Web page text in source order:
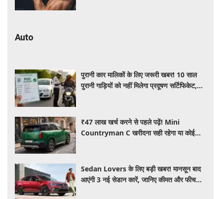
Auto
पुरानी कार मालिकों के लिए जरूरी खबर! 10 साल
पुरानी गाड़ियों को नहीं मिलेगा प्रदूषण सर्टिफिकेट,
₹47 लाख खर्च करने से पहले पढ़ें! Mini
Countryman C खरीदना सही रहेगा या कोई
Sedan Lovers के लिए बड़ी खबर! मानसून बाद
आएंगी 3 नई सेडान कारें, जानिए कीमत और फीचर्स